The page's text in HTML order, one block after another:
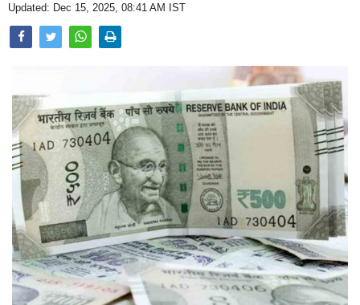
Photo Gallery
Updated: Dec 15, 2025, 08:41 AM IST